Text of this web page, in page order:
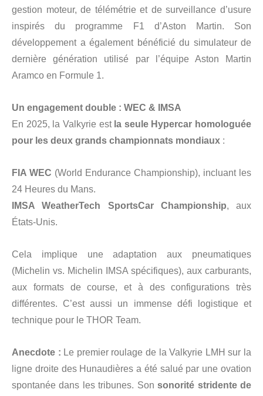
gestion moteur, de télémétrie et de surveillance d’usure
inspirés du programme F1 d’Aston Martin. Son
développement a également bénéficié du simulateur de
dernière génération utilisé par l’équipe Aston Martin
Aramco en Formule 1.
Un engagement double : WEC & IMSA
En 2025, la Valkyrie est la seule Hypercar homologuée
pour les deux grands championnats mondiaux :
FIA WEC (World Endurance Championship), incluant les
24 Heures du Mans.
IMSA WeatherTech SportsCar Championship, aux
États-Unis.
Cela implique une adaptation aux pneumatiques
(Michelin vs. Michelin IMSA spécifiques), aux carburants,
aux formats de course, et à des configurations très
différentes. C’est aussi un immense défi logistique et
technique pour le THOR Team.
Anecdote : Le premier roulage de la Valkyrie LMH sur la
ligne droite des Hunaudières a été salué par une ovation
spontanée dans les tribunes. Sonsonorité stridente de